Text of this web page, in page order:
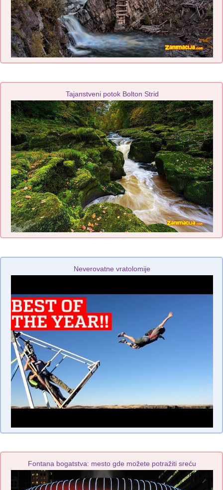
Tajanstveni potok Bolton Strid
Neverovatne vratolomije
Fontana bogatstva: mesto gde možete potražiti sreću